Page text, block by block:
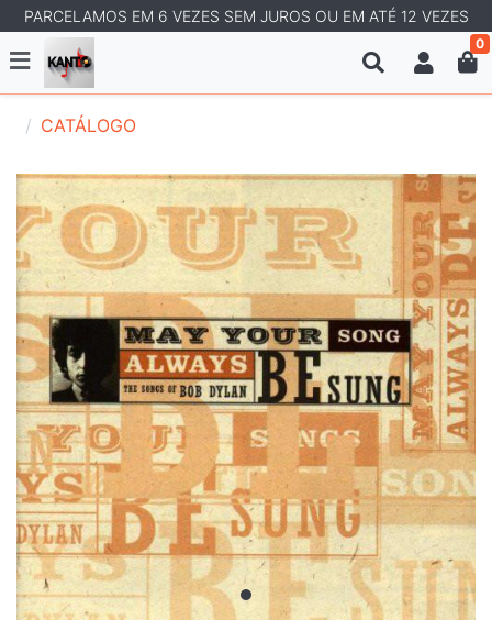
PARCELAMOS EM 6 VEZES SEM JUROS OU EM ATÉ 12 VEZES
0
CATÁLOGO